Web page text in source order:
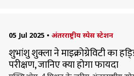
05 Jul 2025 • अंतरराष्ट्रीय स्पेस स्टेशन
शुभांशु शुक्ला ने माइक्रोग्रेविटी का
परीक्षण, जानिए क्या होगा फायदा